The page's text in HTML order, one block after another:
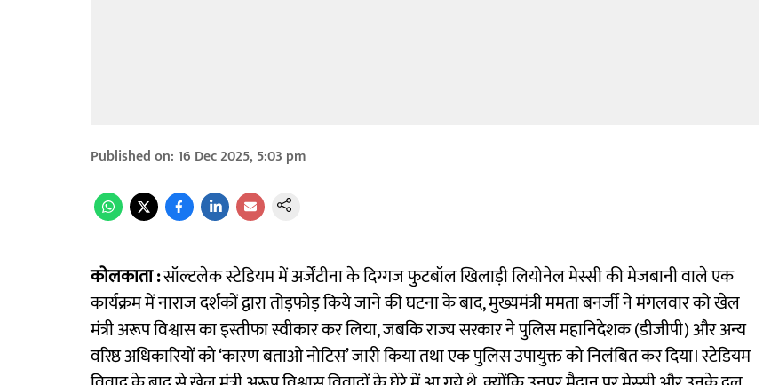
Published on: 16 Dec 2025, 5:03 pm
कोलकाता :सॉल्टलेक स्टेडियम में अर्जेंटीना के दिग्गज फुटबॉल खिलाड़ी लियोनेल मेस्सी की मेजबानी वाले एक
कार्यक्रम में नाराज दर्शकों द्वारा तोड़फाेड़ किये जाने की घटना के बाद, मुख्यमंत्री ममता बनर्जी ने मंगलवार को खेल
मंत्री अरूप विश्वास का इस्तीफा स्वीकार कर लिया, जबकि राज्य सरकार ने पुलिस महानिदेशक (डीजीपी) और अन्य
वरिष्ठ अधिकारियों को ‘कारण बताओ नोटिस’ जारी किया तथा एक पुलिस उपायुक्त को निलंबित कर दिया। स्टेडियम